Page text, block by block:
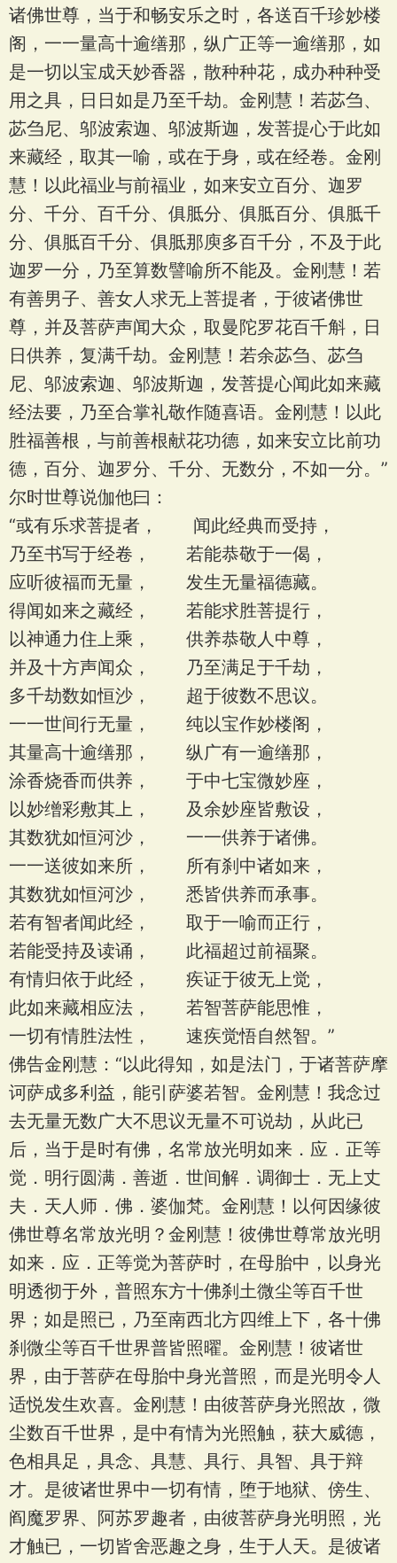
诸佛世尊，当于和畅安乐之时，各送百千珍妙楼
阁，一一量高十逾缮那，纵广正等一逾缮那，如
是一切以宝成天妙香器，散种种花，成办种种受
用之具，日日如是乃至千劫。金刚慧！若苾刍、
苾刍尼、邬波索迦、邬波斯迦，发菩提心于此如
来藏经，取其一喻，或在于身，或在经卷。金刚
慧！以此福业与前福业，如来安立百分、迦罗
分、千分、百千分、俱胝分、俱胝百分、俱胝千
分、俱胝百千分、俱胝那庾多百千分，不及于此
迦罗一分，乃至算数譬喻所不能及。金刚慧！若
有善男子、善女人求无上菩提者，于彼诸佛世
尊，并及菩萨声闻大众，取曼陀罗花百千斛，日
日供养，复满千劫。金刚慧！若余苾刍、苾刍
尼、邬波索迦、邬波斯迦，发菩提心闻此如来藏
经法要，乃至合掌礼敬作随喜语。金刚慧！以此
胜福善根，与前善根献花功德，如来安立比前功
德，百分、迦罗分、千分、无数分，不如一分。”
尔时世尊说伽他曰：
“或有乐求菩提者， 闻此经典而受持，
乃至书写于经卷， 若能恭敬于一偈，
应听彼福而无量， 发生无量福德藏。
得闻如来之藏经， 若能求胜菩提行，
以神通力住上乘， 供养恭敬人中尊，
并及十方声闻众， 乃至满足于千劫，
多千劫数如恒沙， 超于彼数不思议。
一一世间行无量， 纯以宝作妙楼阁，
其量高十逾缮那， 纵广有一逾缮那，
涂香烧香而供养， 于中七宝微妙座，
以妙缯彩敷其上， 及余妙座皆敷设，
其数犹如恒河沙， 一一供养于诸佛。
一一送彼如来所， 所有刹中诸如来，
其数犹如恒河沙， 悉皆供养而承事。
若有智者闻此经， 取于一喻而正行，
若能受持及读诵， 此福超过前福聚。
有情归依于此经， 疾证于彼无上觉，
此如来藏相应法， 若智菩萨能思惟，
一切有情胜法性， 速疾觉悟自然智。”
佛告金刚慧：“以此得知，如是法门，于诸菩萨摩
诃萨成多利益，能引萨婆若智。金刚慧！我念过
去无量无数广大不思议无量不可说劫，从此已
后，当于是时有佛，名常放光明如来．应．正等
觉．明行圆满．善逝．世间解．调御士．无上丈
夫．天人师．佛．婆伽梵。金刚慧！以何因缘彼
佛世尊名常放光明？金刚慧！彼佛世尊常放光明
如来．应．正等觉为菩萨时，在母胎中，以身光
明透彻于外，普照东方十佛刹土微尘等百千世
界；如是照已，乃至南西北方四维上下，各十佛
刹微尘等百千世界普皆照曜。金刚慧！彼诸世
界，由于菩萨在母胎中身光普照，而是光明令人
适悦发生欢喜。金刚慧！由彼菩萨身光照故，微
尘数百千世界，是中有情为光照触，获大威德，
色相具足，具念、具慧、具行、具智、具于辩
才。是彼诸世界中一切有情，堕于地狱、傍生、
阎魔罗界、阿苏罗趣者，由彼菩萨身光明照，光
才触已，一切皆舍恶趣之身，生于人天。是彼诸